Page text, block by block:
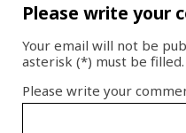
Please write your
Your email will not be
asterisk (*) must be filled.
Please write your